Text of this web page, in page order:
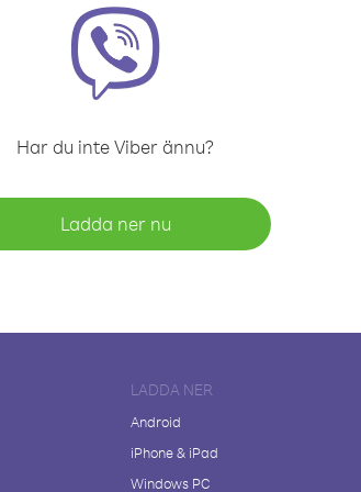
Har du inte Viber ännu?
Ladda ner nu
LADDA NER
Android
iPhone & iPad
Windows PC